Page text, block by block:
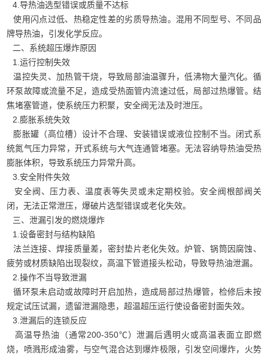
4.导热油选型错误或质量不达标
使用闪点过低、热稳定性差的劣质导热油。混用不同型号、不同品
牌导热油，引发化学反应。
二、系统超压爆炸原因
1.运行控制失效
温控失灵、加热管干烧，导致局部油温骤升，低沸物大量汽化。循
环泵故障或流量不足，造成受热面管内流速过低，局部过热爆管。结
焦堵塞管道，使系统压力积聚，安全阀无法及时泄压。
2.膨胀系统失效
膨胀罐（高位槽）设计不合理、安装错误或液位控制不当。闭式系
统氮气压力异常，开式系统与大气连通管堵塞。无法容纳导热油受热
膨胀体积，导致系统压力异常升高。
3.安全附件失效
安全阀、压力表、温度表等失灵或未定期校验。安全阀根部阀关
闭，无法正常泄压，爆破片选型错误或老化失效。
三、泄漏引发的燃烧爆炸
1.设备密封与结构缺陷
法兰连接、焊接质量差，密封垫片老化失效。炉管、锅筒因腐蚀、
疲劳或材质缺陷出现裂纹，高温下管道接头松动，导致导热油泄漏。
2.操作不当导致泄漏
循环泵未启动或故障时开启加热，造成局部过热爆管，检修后未按
规定试压试漏，遗留泄漏隐患，超温超压运行使设备密封面失效。
3.泄漏后的连锁反应
高温导热油（通常200-350℃）泄漏后遇明火或高温表面立即燃
烧，喷溅形成油雾，与空气混合达到爆炸极限，引发空间爆炸，火势